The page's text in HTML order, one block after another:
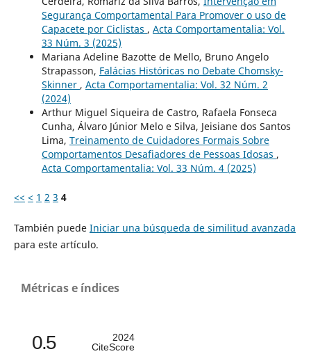
Segurança Comportamental Para Promover o uso de
Capacete por Ciclistas , Acta Comportamentalia: Vol.
33 Núm. 3 (2025)
Mariana Adeline Bazotte de Mello, Bruno Angelo
Strapasson, Falácias Históricas no Debate Chomsky-
Skinner , Acta Comportamentalia: Vol. 32 Núm. 2
(2024)
Arthur Miguel Siqueira de Castro, Rafaela Fonseca
Cunha, Álvaro Júnior Melo e Silva, Jeisiane dos Santos
Lima, Treinamento de Cuidadores Formais Sobre
Comportamentos Desafiadores de Pessoas Idosas ,
Acta Comportamentalia: Vol. 33 Núm. 4 (2025)
<< < 1 2 3 4
También puede Iniciar una búsqueda de similitud avanzada
para este artículo.
Métricas e índices
0.5
2024
CiteScore